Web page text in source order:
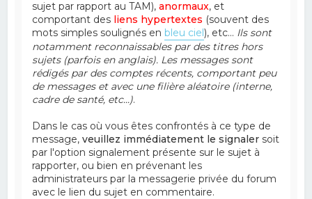
sujet par rapport au TAM),anormaux, et
comportant des liens hypertextes (souvent des
mots simples soulignés en bleu ciel), etc... Ils sont
notamment reconnaissables par des titres hors
sujets (parfois en anglais). Les messages sont
rédigés par des comptes récents, comportant peu
de messages et avec une filière aléatoire (interne,
cadre de santé, etc...).
Dans le cas où vous êtes confrontés à ce type de
message,veuillez immédiatement le signaler soit
par l'option signalement présente sur le sujet à
rapporter, ou bien en prévenant les
administrateurs par la messagerie privée du forum
avec le lien du sujet en commentaire.